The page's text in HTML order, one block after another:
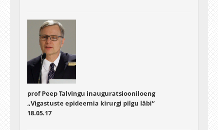
prof Peep Talvingu inauguratsiooniloeng
„Vigastuste epideemia kirurgi pilgu läbi“
18.05.17